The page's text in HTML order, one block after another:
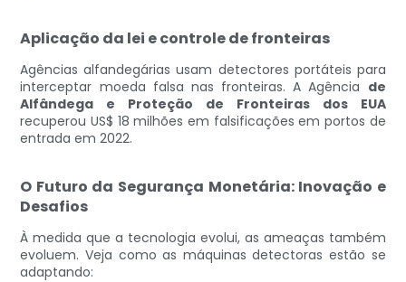
Aplicação da lei e controle de fronteiras
Agências alfandegárias usam detectores portáteis para
interceptar moeda falsa nas fronteiras. A Agência de
Alfândega e Proteção de Fronteiras dos EUA
recuperou US$ 18 milhões em falsificações em portos de
entrada em 2022.
O Futuro da Segurança Monetária: Inovação e
Desafios
À medida que a tecnologia evolui, as ameaças também
evoluem. Veja como as máquinas detectoras estão se
adaptando: